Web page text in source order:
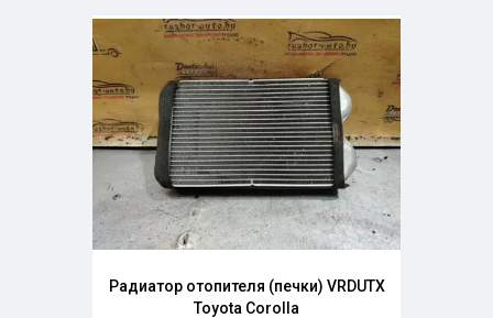
Радиатор отопителя (печки) VRDUTX
Toyota Corolla